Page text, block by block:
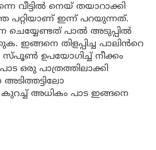
വീട്ടിൽ നെയ് തയാറാക്കി
പറ്റിയാണ് ഇന്ന് പറയുന്നത്.
ചെയ്യേണ്ടത് പാൽ അടുപ്പിൽ
ഇങ്ങനെ തിളപ്പിച്ച പാലിൻറെ
സ്പൂൺ ഉപയോഗിച്ച് നീക്കം
ഒരു പാത്രത്തിലാക്കി
അടിത്തട്ടിലോ
അധികം പാട ഇങ്ങനെ